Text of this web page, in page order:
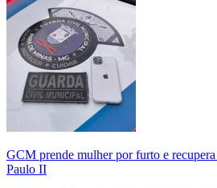
GCM prende mulher por furto e
Paulo II